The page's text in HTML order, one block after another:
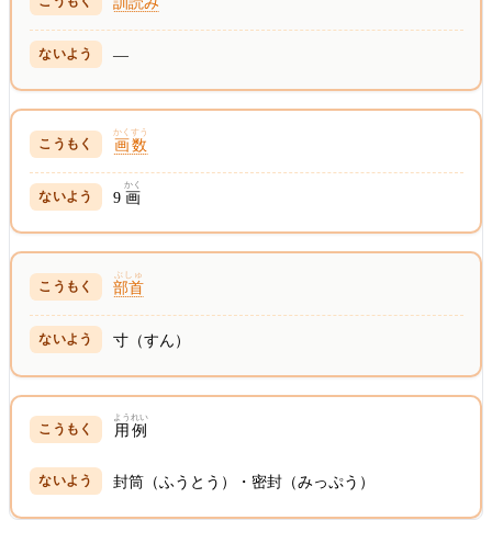
—
画数
かくすう
9 画
かく
部首
ぶしゅ
寸（すん）
用例
ようれい
封筒（ふうとう）・密封（みっぷう）